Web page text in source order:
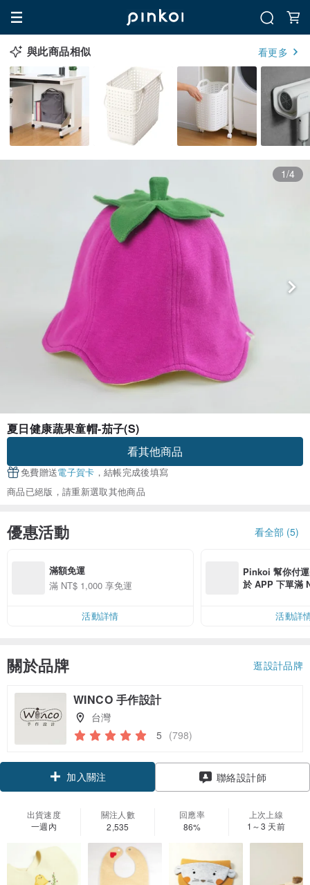
與此商品相似 看更多
1/4
夏日健康蔬果童帽-茄子(S)
看其他商品
免費贈送電子賀卡 ，結帳完成後填寫
商品已絕版，請重新選取其他商品
優惠活動 看全部 (5)
滿額免運
滿 NT$ 1,000 享免運
活動詳情
Pinkoi 幫你付
於 APP 下單滿
活動詳
關於品牌 逛設計品牌
WINCO 手作設計
台灣
5 (798)
加入關注 聯絡設計師
出貨速度
一週內
關注人數
2,535
回應率
86%
上次上線
1～3 天前